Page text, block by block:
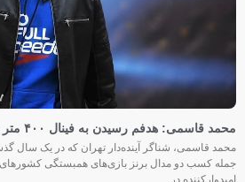
محمد قاسمی: هدفم رسیدن به فینال ۴۰۰ متر بازی‌های آسیایی ناگویاست
محمد قاسمی، شناگر آینده‌دار تهران که در یک سال
جمله کسب دو مدال برنز بازی‌های همبستگی کشورهای
امیدوارکننده در